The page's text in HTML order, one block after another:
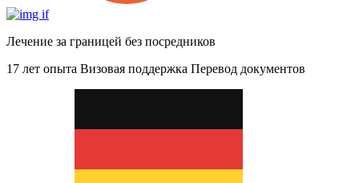
Лечение за границей без посредников
17 лет опыта Визовая поддержка Перевод документов